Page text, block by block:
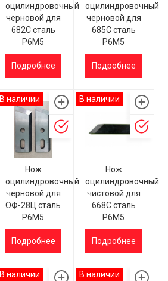
оцилиндровочный
черновой для
682С сталь
Р6М5
Подробнее
оцилиндровочный
черновой для
685С сталь
Р6М5
Подробнее
В наличии
Нож
оцилиндровочный
черновой для
ОФ-28Ц сталь
Р6М5
Подробнее
В наличии
Нож
оцилиндровочный
чистовой для
668С сталь
Р6М5
Подробнее
В наличии В наличии